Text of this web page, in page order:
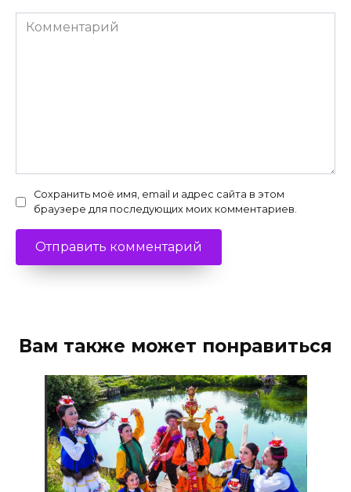
Комментарий
Сохранить моё имя, email и адрес сайта в этом
браузере для последующих моих комментариев.
Вам также может понравиться